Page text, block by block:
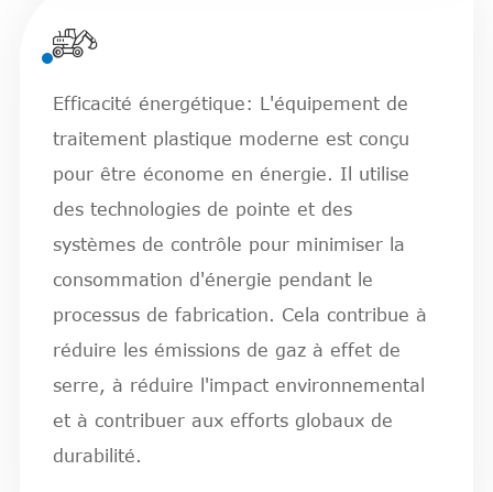

Efficacité énergétique: L'équipement de
traitement plastique moderne est conçu
pour être économe en énergie. Il utilise
des technologies de pointe et des
systèmes de contrôle pour minimiser la
consommation d'énergie pendant le
processus de fabrication. Cela contribue à
réduire les émissions de gaz à effet de
serre, à réduire l'impact environnemental
et à contribuer aux efforts globaux de
durabilité.